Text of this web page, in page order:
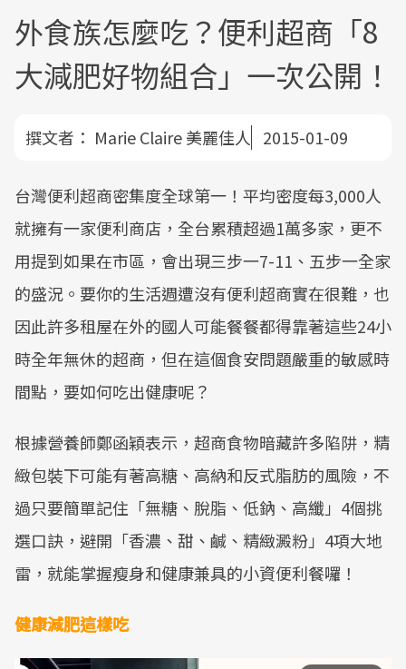
外食族怎麼吃？便利超商「8
大減肥好物組合」一次公開！
撰文者： Marie Claire 美麗佳人 2015-01-09
台灣便利超商密集度全球第一！平均密度每3,000人
就擁有一家便利商店，全台累積超過1萬多家，更不
用提到如果在市區，會出現三步一7-11、五步一全家
的盛況。要你的生活週遭沒有便利超商實在很難，也
因此許多租屋在外的國人可能餐餐都得靠著這些24小
時全年無休的超商，但在這個食安問題嚴重的敏感時
間點，要如何吃出健康呢？
根據營養師鄭函穎表示，超商食物暗藏許多陷阱，精
緻包裝下可能有著高糖、高納和反式脂肪的風險，不
過只要簡單記住「無糖、脫脂、低鈉、高纖」4個挑
選口訣，避開「香濃、甜、鹹、精緻澱粉」4項大地
雷，就能掌握瘦身和健康兼具的小資便利餐囉！
健康減肥這樣吃